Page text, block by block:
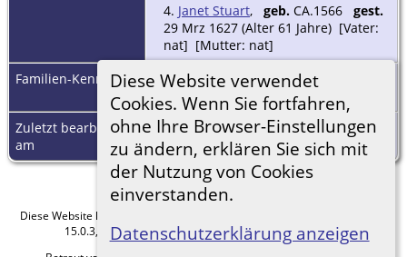
Diese Website verwendet
Cookies. Wenn Sie fortfahren,
ohne Ihre Browser-Einstellungen
zu ändern, erklären Sie sich mit
der Nutzung von Cookies
einverstanden.
Datenschutzerklärung anzeigen
4. Janet Stuart, geb. CA.1566 gest.
29 Mrz 1627 (Alter 61 Jahre) [Vater:
nat] [Mutter: nat]
Familien-Kennung
F42204 Familienblatt
Familientafel
Zuletzt bearbeitet
am
8 Mrz 2023
Diese Website läuft mit
15.0.3, programmiert von Darrin Lythgoe © 2001-2026.